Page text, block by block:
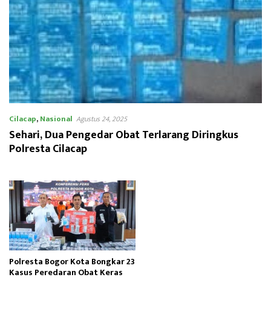
Cilacap,Nasional Agustus 24, 2025
Sehari, Dua Pengedar Obat Terlarang Diringkus
Polresta Cilacap
Polresta Bogor Kota Bongkar 23
Kasus Peredaran Obat Keras